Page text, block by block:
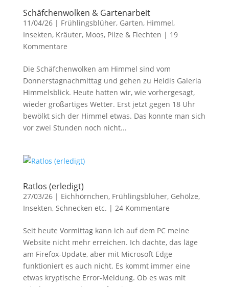
Schäfchenwolken & Gartenarbeit
11/04/26| Frühlingsblüher, Garten, Himmel,
Insekten, Kräuter, Moos, Pilze & Flechten | 19
Kommentare
Die Schäfchenwolken am Himmel sind vom
Donnerstagnachmittag und gehen zu Heidis Galeria
Himmelsblick. Heute hatten wir, wie vorhergesagt,
wieder großartiges Wetter. Erst jetzt gegen 18 Uhr
bewölkt sich der Himmel etwas. Das konnte man sich
vor zwei Stunden noch nicht...
Ratlos (erledigt)
27/03/26| Eichhörnchen, Frühlingsblüher, Gehölze,
Insekten, Schnecken etc. | 24 Kommentare
Seit heute Vormittag kann ich auf dem PC meine
Website nicht mehr erreichen. Ich dachte, das läge
am Firefox-Update, aber mit Microsoft Edge
funktioniert es auch nicht. Es kommt immer eine
etwas kryptische Error-Meldung. Ob es was mit